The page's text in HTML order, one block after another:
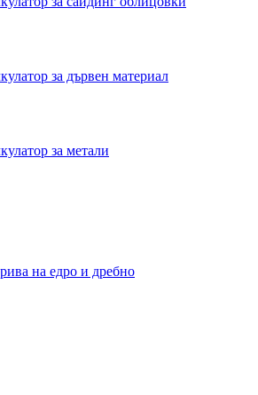
за дървен материал
за метали
на едро и дребно